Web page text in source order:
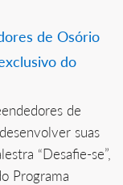
de Osório
do
de
suas
“Desafie-se”,
Programa